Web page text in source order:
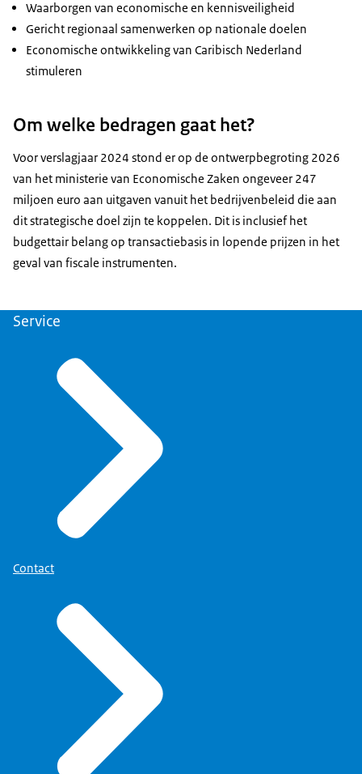
Waarborgen van economische en kennisveiligheid
Gericht regionaal samenwerken op nationale doelen
Economische ontwikkeling van Caribisch Nederland
stimuleren
Om welke bedragen gaat het?
Voor verslagjaar 2024 stond er op de ontwerpbegroting 2026
van het ministerie van Economische Zaken ongeveer 247
miljoen euro aan uitgaven vanuit het bedrijvenbeleid die aan
dit strategische doel zijn te koppelen. Dit is inclusief het
budgettair belang op transactiebasis in lopende prijzen in het
geval van fiscale instrumenten.
Service
Contact